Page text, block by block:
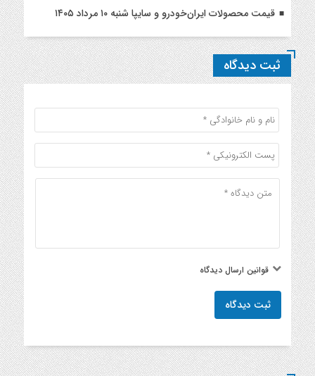
قیمت محصولات ایران‌خودرو و سایپا شنبه ۱۰ مرداد ۱۴۰۵
ثبت دیدگاه
قوانین ارسال دیدگاه
ثبت دیدگاه